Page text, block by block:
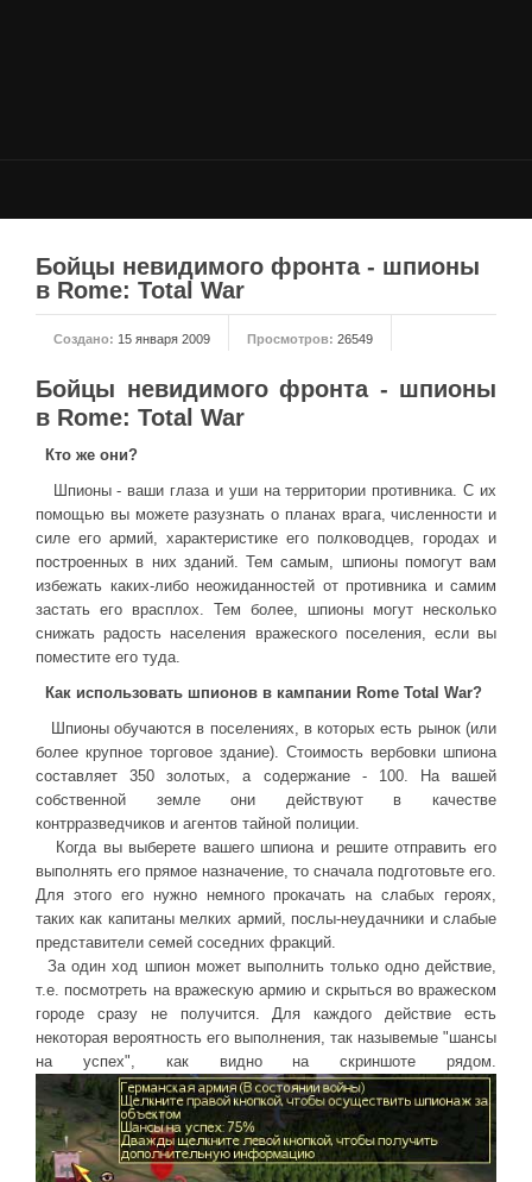
МОДЫ
Моддинг ROME 2
Моддинг Empire
Моддинг Shogun 2
Моддинг Napoleon
Моддинг MEDIEVAL 2
ДРУГИЕ ИГРЫ
Серия игр Mount and Blade
Вселенные Warhammer
Warhammer 40.000: Dawn of War
Серия игр «История войн»
Серия игр «King Arthur»
Творчество СиЧевиков
Блоги о рыбалке
Черный Гетман (роман)
ИСТОРИЯ
Загадки и тайны истории
Наше время
Новое время
Крестовые походы
Античность
Средние века
Бойцы невидимого фронта - шпионы
в Rome: Total War
Создано: 15 января 2009 Просмотров: 26549
Бойцы невидимого фронта - шпионы
в Rome: Total War
Кто же они?
Шпионы - ваши глаза и уши на территории противника. С их
помощью вы можете разузнать о планах врага, численности и
силе его армий, характеристике его полководцев, городах и
построенных в них зданий. Тем самым, шпионы помогут вам
избежать каких-либо неожиданностей от противника и самим
застать его врасплох. Тем более, шпионы могут несколько
снижать радость населения вражеского поселения, если вы
поместите его туда.
Как использовать шпионов в кампании Rome Total War?
Шпионы обучаются в поселениях, в которых есть рынок (или
более крупное торговое здание). Стоимость вербовки шпиона
составляет 350 золотых, а содержание - 100. На вашей
собственной земле они действуют в качестве
контрразведчиков и агентов тайной полиции.
Когда вы выберете вашего шпиона и решите отправить его
выполнять его прямое назначение, то сначала подготовьте его.
Для этого его нужно немного прокачать на слабых героях,
таких как капитаны мелких армий, послы-неудачники и слабые
представители семей соседних фракций.
За один ход шпион может выполнить только одно действие,
т.е. посмотреть на вражескую армию и скрыться во вражеском
городе сразу не получится. Для каждого действие есть
некоторая вероятность его выполнения, так назывемые "шансы
на успех", как видно на скриншоте рядом.